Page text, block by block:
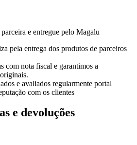
e entregue pelo Magalu
pela entrega dos produtos de parceiros
com nota fiscal e garantimos a
e avaliados regularmente portal
com os clientes
e devoluções